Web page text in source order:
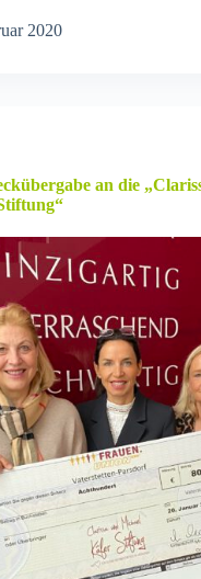
2020
an die